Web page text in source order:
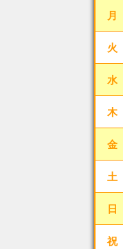
月
火
水
木
金
土
日
祝